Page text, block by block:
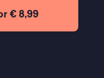
€ 8,99